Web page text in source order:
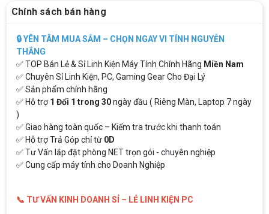
Chính sách bán hàng
🔒 YÊN TÂM MUA SẮM – CHỌN NGAY VI TÍNH NGUYỄN
THẮNG
✅ TOP Bán Lẻ & Sỉ Linh Kiện Máy Tính Chính Hãng Miền Nam
✅ Chuyên Sỉ Linh Kiện, PC, Gaming Gear Cho Đại Lý
✅ Sản phẩm chính hãng
✅ Hỗ trợ1 Đổi 1 trong 30ngày đầu ( Riêng Màn, Laptop 7 ngày
)
✅ Giao hàng toàn quốc – Kiểm tra trước khi thanh toán
✅ Hỗ trợ Trả Góp chỉ từ 0D
✅ Tư Vấn lắp đặt phòng NET trọn gói - chuyên nghiệp
✅ Cung cấp máy tính cho Doanh Nghiệp
📞 TƯ VẤN KINH DOANH SỈ – LẺ LINH KIỆN PC